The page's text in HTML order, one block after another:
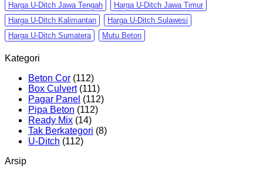
Harga U-Ditch Jawa Tengah
Harga U-Ditch Jawa Timur
Harga U-Ditch Kalimantan
Harga U-Ditch Sulawesi
Harga U-Ditch Sumatera
Mutu Beton
Kategori
Beton Cor (112)
Box Culvert(111)
Pagar Panel (112)
Pipa Beton (112)
Ready Mix (14)
Tak Berkategori (8)
U-Ditch (112)
Arsip